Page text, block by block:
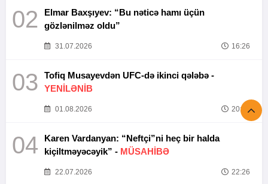
02
Elmar Baxşıyev: “Bu nəticə hamı üçün
gözlənilməz oldu”
31.07.2026 16:26
03
Tofiq Musayevdən UFC-də ikinci qələbə -
YENİLƏNİB
01.08.2026 20:52
04
Karen Vardanyan: “Neftçi”ni heç bir halda
kiçiltməyəcəyik” - MÜSAHİBƏ
22.07.2026 22:26